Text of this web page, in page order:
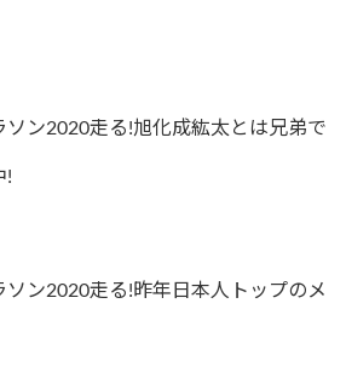
ソン2020走る!旭化成紘太とは兄弟で
!
ソン2020走る!昨年日本人トップのメ